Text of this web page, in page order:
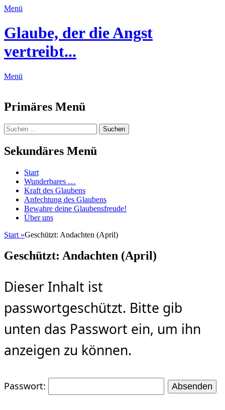
Menü
Glaube, der die Angst
vertreibt...
Menü
Primäres Menü
Zum
Inhalt
springen
Suchen
Suchen
nach:
Sekundäres Menü
Zum
Inhalt
springen
Start
Wunderbares …
Kraft des Glaubens
Anfechtung des Glaubens
Bewahre deine Glaubensfreude!
Über uns
Start »Geschützt: Andachten (April)
Geschützt: Andachten (April)
Dieser Inhalt ist
passwortgeschützt. Bitte gib
unten das Passwort ein, um ihn
anzeigen zu können.
Passwort: